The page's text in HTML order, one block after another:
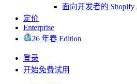
面向开发者的 Shopify
定价
Enterprise
26 年春 Edition
登录
开始免费试用